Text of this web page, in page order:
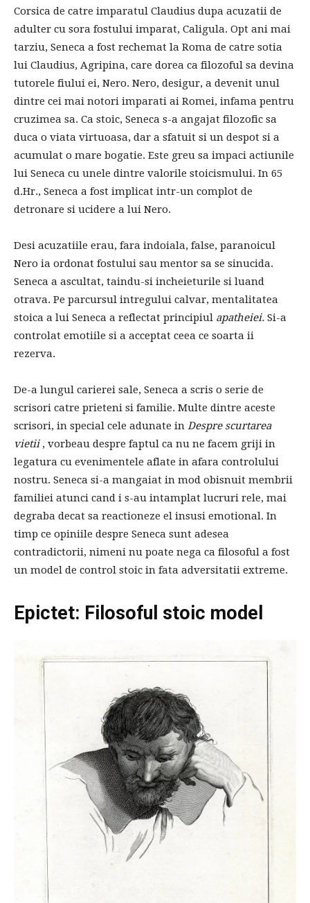
Corsica de catre imparatul Claudius dupa acuzatii de
adulter cu sora fostului imparat, Caligula. Opt ani mai
tarziu, Seneca a fost rechemat la Roma de catre sotia
lui Claudius, Agripina, care dorea ca filozoful sa devina
tutorele fiului ei, Nero. Nero, desigur, a devenit unul
dintre cei mai notori imparati ai Romei, infama pentru
cruzimea sa. Ca stoic, Seneca s-a angajat filozofic sa
duca o viata virtuoasa, dar a sfatuit si un despot si a
acumulat o mare bogatie. Este greu sa impaci actiunile
lui Seneca cu unele dintre valorile stoicismului. In 65
d.Hr., Seneca a fost implicat intr-un complot de
detronare si ucidere a lui Nero.
Desi acuzatiile erau, fara indoiala, false, paranoicul
Nero ia ordonat fostului sau mentor sa se sinucida.
Seneca a ascultat, taindu-si incheieturile si luand
otrava. Pe parcursul intregului calvar, mentalitatea
stoica a lui Seneca a reflectat principiul apatheiei. Si-a
controlat emotiile si a acceptat ceea ce soarta ii
rezerva.
De-a lungul carierei sale, Seneca a scris o serie de
scrisori catre prieteni si familie. Multe dintre aceste
scrisori, in special cele adunate in Despre scurtarea
vietii, vorbeau despre faptul ca nu ne facem griji in
legatura cu evenimentele aflate in afara controlului
nostru. Seneca si-a mangaiat in mod obisnuit membrii
familiei atunci cand i s-au intamplat lucruri rele, mai
degraba decat sa reactioneze el insusi emotional. In
timp ce opiniile despre Seneca sunt adesea
contradictorii, nimeni nu poate nega ca filosoful a fost
un model de control stoic in fata adversitatii extreme.
Epictet: Filosoful stoic model